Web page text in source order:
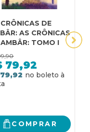
DE
AS CRÔNICAS
TOMO I
79,92
79,92
COMPRAR